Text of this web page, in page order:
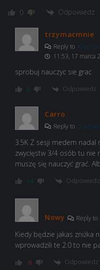
0 Odpowiedz
trzymacmnie
Reply to
11:53, 17 marca
sprobuj nauczyc sie grac
8 Odpowiedz
Carro
Reply to
3.5K Z sesji medem nadal
zwycięstw 3/4 osób tu nie
muszę się nauczyć grać.
14 Odpowiedz
Nowy Reply to
Kiedy będzie jakas zniżka
wprowadzili te 2.0 to nie
-8 Odpowiedz